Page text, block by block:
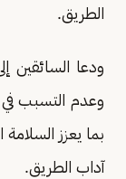
الطريق.
ودعا السائقين
وعدم التسبب في
بما يعزز السلامة
آداب الطريق.